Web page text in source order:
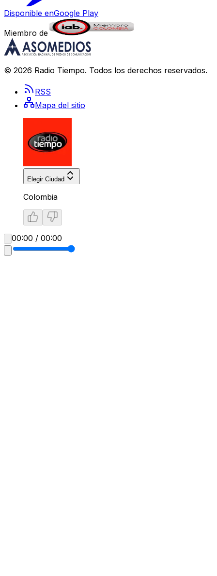
Disponible enGoogle Play
Miembro de
© 2026 Radio Tiempo. Todos los derechos reservados.
RSS
Mapa del sitio
Elegir Ciudad
Colombia
00:00 / 00:00